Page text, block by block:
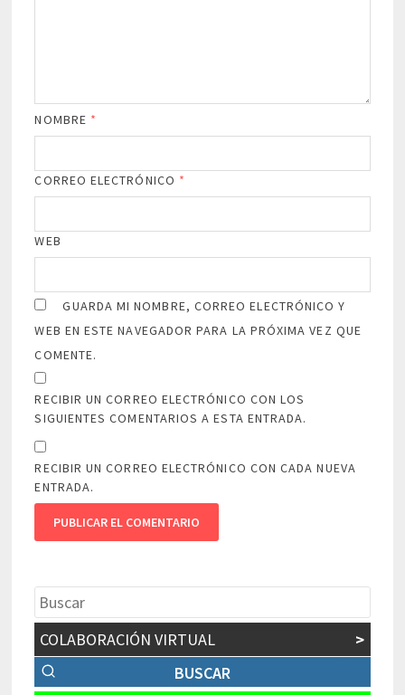
NOMBRE *
CORREO ELECTRÓNICO *
WEB
GUARDA MI NOMBRE, CORREO ELECTRÓNICO Y
WEB EN ESTE NAVEGADOR PARA LA PRÓXIMA VEZ QUE
COMENTE.
RECIBIR UN CORREO ELECTRÓNICO CON LOS
SIGUIENTES COMENTARIOS A ESTA ENTRADA.
RECIBIR UN CORREO ELECTRÓNICO CON CADA NUEVA
ENTRADA.
COLABORACIÓN VIRTUAL >